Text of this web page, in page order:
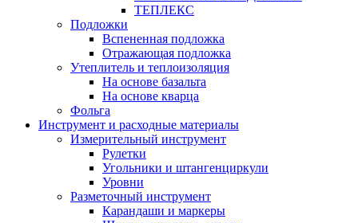
ТЕПЛЕКС
Подложки
Вспененная подложка
Отражающая подложка
Утеплитель и теплоизоляция
На основе базальта
На основе кварца
Фольга
Инструмент и расходные материалы
Измерительный инструмент
Рулетки
Угольники и штангенциркули
Уровни
Разметочный инструмент
Карандаши и маркеры